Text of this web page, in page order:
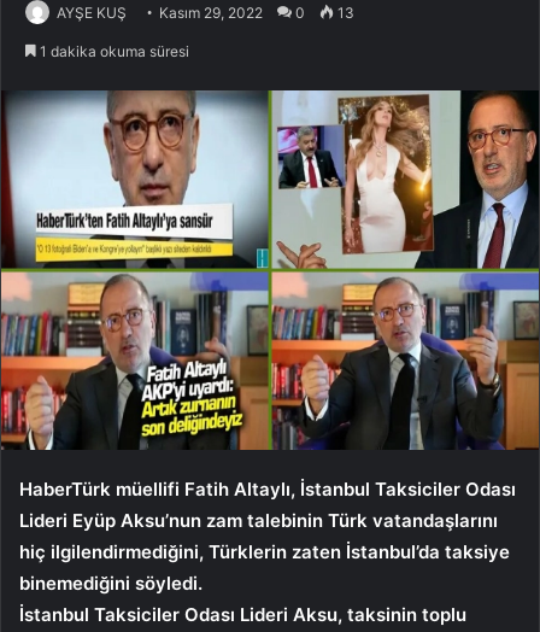
AYŞE KUŞ Kasım 29, 2022 0 13
1 dakika okuma süresi
HaberTürk müellifi Fatih Altaylı, İstanbul Taksiciler Odası
Lideri Eyüp Aksu’nun zam talebinin Türk vatandaşlarını
hiç ilgilendirmediğini, Türklerin zaten İstanbul’da taksiye
binemediğini söyledi.
İstanbul Taksiciler Odası Lideri Aksu, taksinin toplu